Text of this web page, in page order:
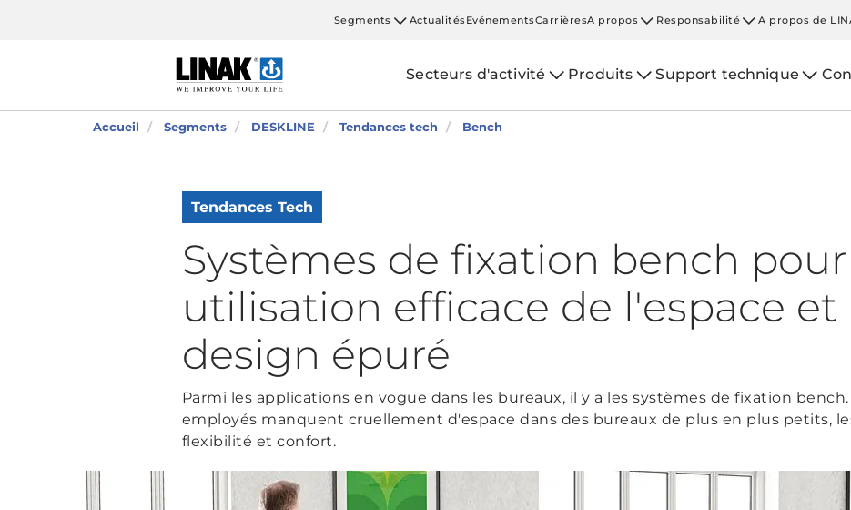
Segments ActualitésEvénementsCarrièresA propos Responsabilité A propos de
Secteurs d'activité Produits Support technique
Accueil Segments DESKLINE Tendances tech Bench
Tendances Tech
Systèmes de fixation bench
utilisation efficace de l'espace et
design épuré
Parmi les applications en vogue dans les bureaux, il y a les systèmes de fixation
employés manquent cruellement d'espace dans des bureaux de plus en plus petits,
flexibilité et confort.